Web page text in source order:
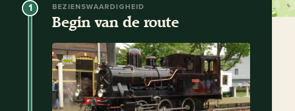
1 BEZIENSWAARDIGHEID
Begin van de route